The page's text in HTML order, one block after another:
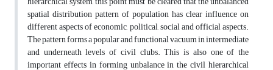
spatial distribution pattern of population has clear influence on
different aspects of economic, political, social and official aspects.
The pattern forms a popular and functional vacuum in intermediate
and underneath levels of civil clubs. This is also one of the
important effects in forming unbalance in the civil hierarchical